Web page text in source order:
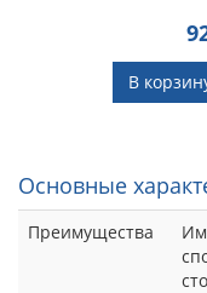
В
Основные
Преимущества